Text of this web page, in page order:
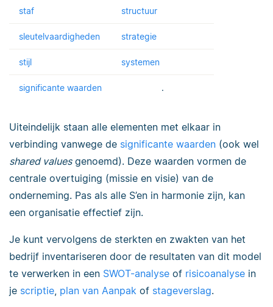
staf structuur
sleutelvaardigheden strategie
stijl systemen
significante waarden .
Uiteindelijk staan alle elementen met elkaar in
verbinding vanwege de significante waarden (ook wel
shared valuesgenoemd). Deze waarden vormen de
centrale overtuiging (missie en visie) van de
onderneming. Pas als alle S’en in harmonie zijn, kan
een organisatie effectief zijn.
Je kunt vervolgens de sterkten en zwakten van het
bedrijf inventariseren door de resultaten van dit model
te verwerken in een SWOT-analyse of risicoanalyse in
je scriptie plan van Aanpak of stageverslag.